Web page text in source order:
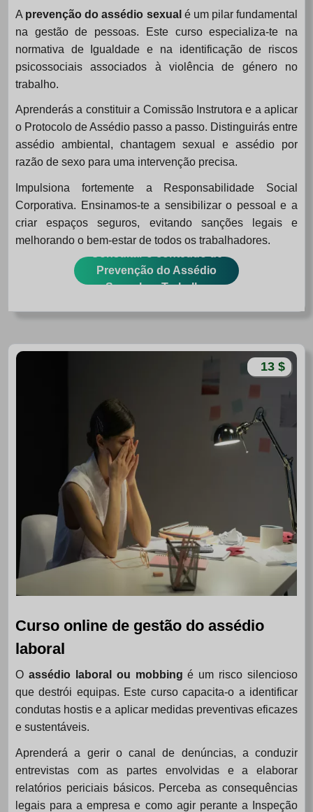
A prevenção do assédio sexual é um pilar fundamental
na gestão de pessoas. Este curso especializa-te na
normativa de Igualdade e na identificação de riscos
psicossociais associados à violência de género no
trabalho.
Aprenderás a constituir a Comissão Instrutora e a aplicar
o Protocolo de Assédio passo a passo. Distinguirás entre
assédio ambiental, chantagem sexual e assédio por
razão de sexo para uma intervenção precisa.
Impulsiona fortemente a Responsabilidade Social
Corporativa. Ensinamos-te a sensibilizar o pessoal e a
criar espaços seguros, evitando sanções legais e
melhorando o bem-estar de todos os trabalhadores.
Prevenção do Assédio
Sexual no Trabalho
Curso online de gestão do assédio
laboral
13 $
O assédio laboral ou mobbing é um risco silencioso
que destrói equipas. Este curso capacita-o a identificar
condutas hostis e a aplicar medidas preventivas eficazes
e sustentáveis.
Aprenderá a gerir o canal de denúncias, a conduzir
entrevistas com as partes envolvidas e a elaborar
relatórios periciais básicos. Perceba as consequências
legais para a empresa e como agir perante a Inspeção